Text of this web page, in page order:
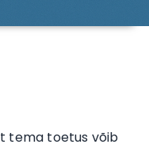
tema toetus võib